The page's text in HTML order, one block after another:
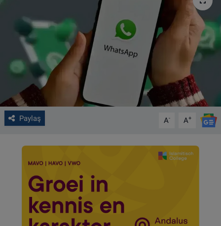
Paylaş A- A+
VIDEO GALERİ
ALGEMENE VOORWAARDEN
CONTACT
Çerez Politikası